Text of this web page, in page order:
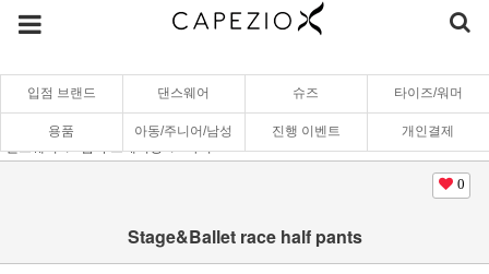
입점 브랜드 댄스웨어 슈즈 타이즈/워머
용품 아동/주니어/남성 진행 이벤트 개인결제
0
Stage&Ballet race half pants